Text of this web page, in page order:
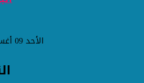
الأحد 09 أغسطس 2026 10:51 مساءً